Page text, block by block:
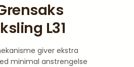
L31
giver ekstra
minimal anstrengelse